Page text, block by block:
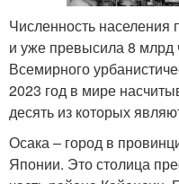
Численность населения
и уже превысила 8
Всемирного
2023 год в мире
десять из которых
Осака – город в
Японии. Это столица